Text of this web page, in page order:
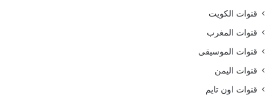
قنوات الكويت
قنوات المغرب
قنوات الموسيقى
قنوات اليمن
قنوات اون تايم